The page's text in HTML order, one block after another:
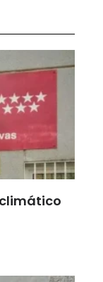
climático